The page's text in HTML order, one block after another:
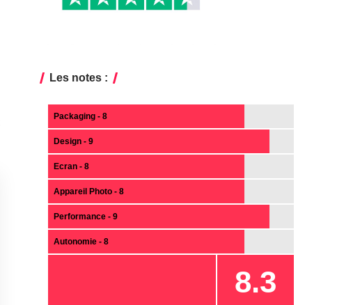
Les notes :
Packaging - 8
Design - 9
Ecran - 8
Appareil Photo - 8
Performance - 9
Autonomie - 8
8.3